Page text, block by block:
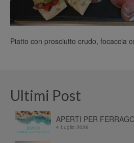
Piatto con prosciutto crudo, focaccia
Ultimi Post
APERTI PER
4 Luglio 2026